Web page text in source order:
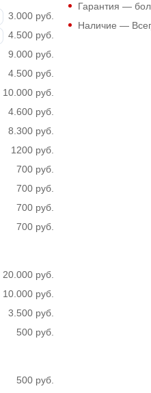
3.000 руб.
4.500 руб.
9.000 руб.
4.500 руб.
10.000 руб.
4.600 руб.
8.300 руб.
1200 руб.
700 руб.
700 руб.
700 руб.
700 руб.
20.000 руб.
10.000 руб.
3.500 руб.
500 руб.
500 руб.
Гарантия —
Наличие —